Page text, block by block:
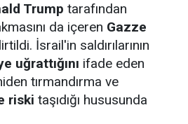
Trump tarafından
da içeren Gazze
İsrail'in saldırılarının
uğrattığını ifade eden
tırmandırma ve
riski taşıdığı hususunda